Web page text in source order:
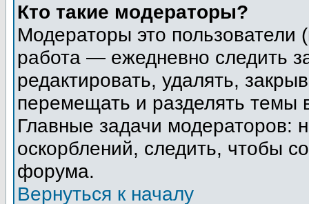
Кто такие модераторы?
Модераторы это пользователи
работа — ежедневно следить
редактировать, удалять,
перемещать и разделять темы
Главные задачи модераторов:
оскорблений, следить, чтобы
форума.
Вернуться к началу